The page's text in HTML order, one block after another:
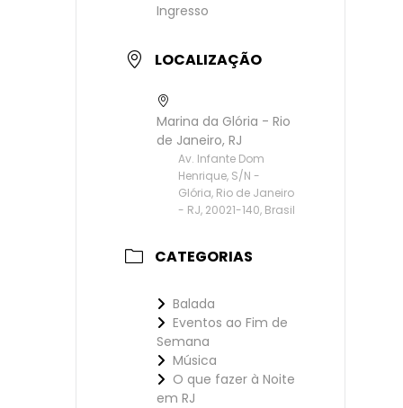
Ingresso
LOCALIZAÇÃO
Marina da Glória - Rio
de Janeiro, RJ
Av. Infante Dom
Henrique, S/N -
Glória, Rio de Janeiro
- RJ, 20021-140, Brasil
CATEGORIAS
Balada
Eventos ao Fim de
Semana
Música
O que fazer à Noite
em RJ